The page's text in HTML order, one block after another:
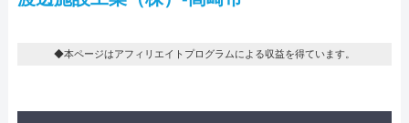
◆本ページはアフィリエイトプログラムによる収益を得ています。